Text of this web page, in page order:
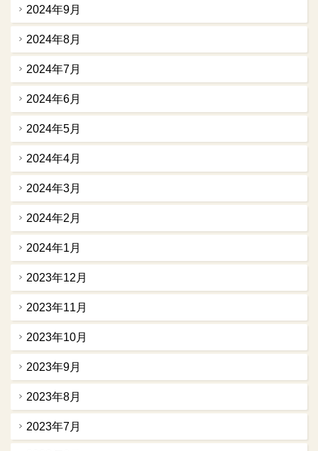
2024年9月
2024年8月
2024年7月
2024年6月
2024年5月
2024年4月
2024年3月
2024年2月
2024年1月
2023年12月
2023年11月
2023年10月
2023年9月
2023年8月
2023年7月